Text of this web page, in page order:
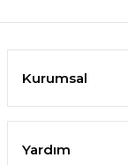
Kurumsal
Yardım